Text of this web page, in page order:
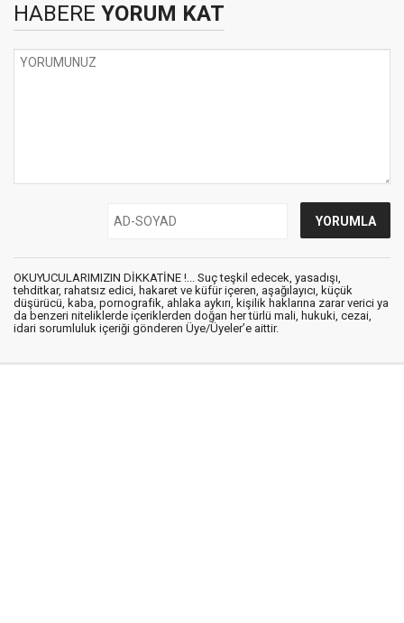
HABERE YORUM KAT
OKUYUCULARIMIZIN DİKKATİNE !... Suç teşkil edecek, yasadışı,
tehditkar, rahatsız edici, hakaret ve küfür içeren, aşağılayıcı, küçük
düşürücü, kaba, pornografik, ahlaka aykırı, kişilik haklarına zarar verici ya
da benzeri niteliklerde içeriklerden doğan her türlü mali, hukuki, cezai,
idari sorumluluk içeriği gönderen Üye/Üyeler’e aittir.